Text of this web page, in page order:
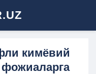
кимёвий